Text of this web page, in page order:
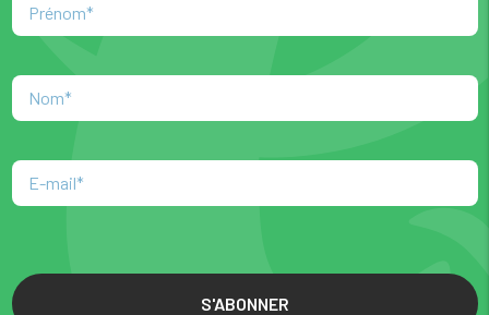
S'ABONNER